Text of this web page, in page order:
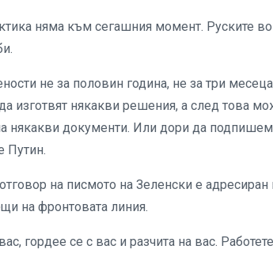
няма към сегашния момент. Руските
не за половин година, не за три
изготвят някакви решения, а след това
някакви документи. Или дори да
Путин.
на писмото на Зеленски е
на фронтовата линия.
гордее се с вас и разчита на вас.